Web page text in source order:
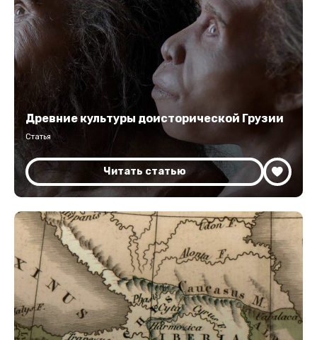
Древние культуры доисторической Грузии
Статья
Читать статью